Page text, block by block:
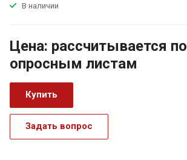
В наличии
Цена: рассчитывается по
опросным листам
Купить
Задать вопрос